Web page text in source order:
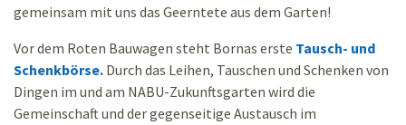
gemeinsam mit uns das Geerntete aus dem Garten!
Vor dem Roten Bauwagen steht Bornas erste Tausch- und
Schenkbörse. Durch das Leihen, Tauschen und Schenken von
Dingen im und am NABU-Zukunftsgarten wird die
Gemeinschaft und der gegenseitige Austausch im